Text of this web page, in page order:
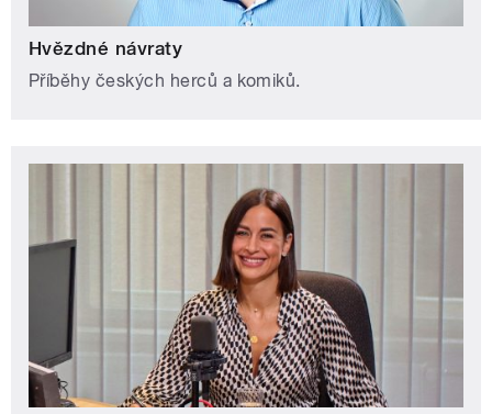
Hvězdné návraty
Příběhy českých herců a komiků.